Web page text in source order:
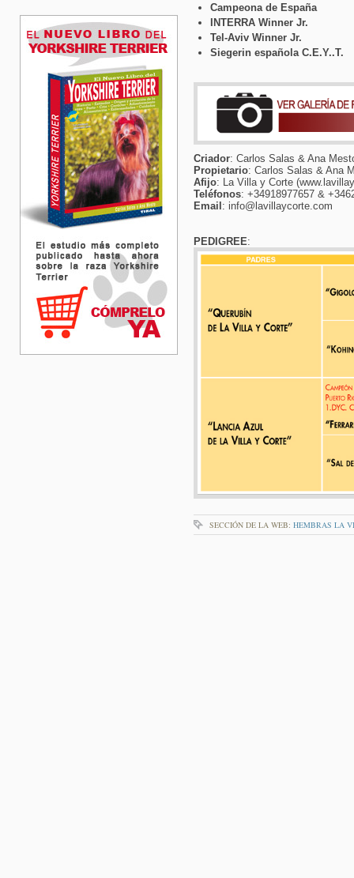
Campeona de España
INTERRA Winner Jr.
Tel-Aviv Winner Jr.
Siegerin española C.E.Y..T.
Criador: Carlos Salas & Ana
Propietario: Carlos Salas & Ana
Afijo: La Villa y Corte
Teléfonos: +34918977657 &
Email : info@lavillaycorte.com
PEDIGREE:
SECCIÓN DE LA WEB: HEMBRAS LA